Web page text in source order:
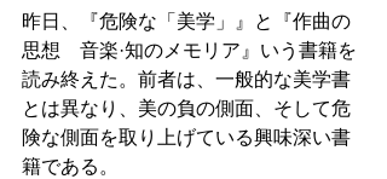
昨日、『危険な「美学」』と『作曲の
思想　音楽·知のメモリア』いう書籍を
読み終えた。前者は、一般的な美学書
とは異なり、美の負の側面、そして危
険な側面を取り上げている興味深い書
籍である。